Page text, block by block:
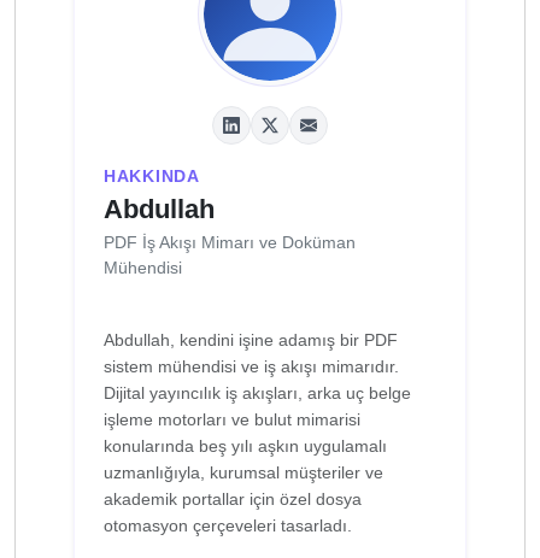
HAKKINDA
Abdullah
PDF İş Akışı Mimarı ve Doküman
Mühendisi
Abdullah, kendini işine adamış bir PDF
sistem mühendisi ve iş akışı mimarıdır.
Dijital yayıncılık iş akışları, arka uç belge
işleme motorları ve bulut mimarisi
konularında beş yılı aşkın uygulamalı
uzmanlığıyla, kurumsal müşteriler ve
akademik portallar için özel dosya
otomasyon çerçeveleri tasarladı.